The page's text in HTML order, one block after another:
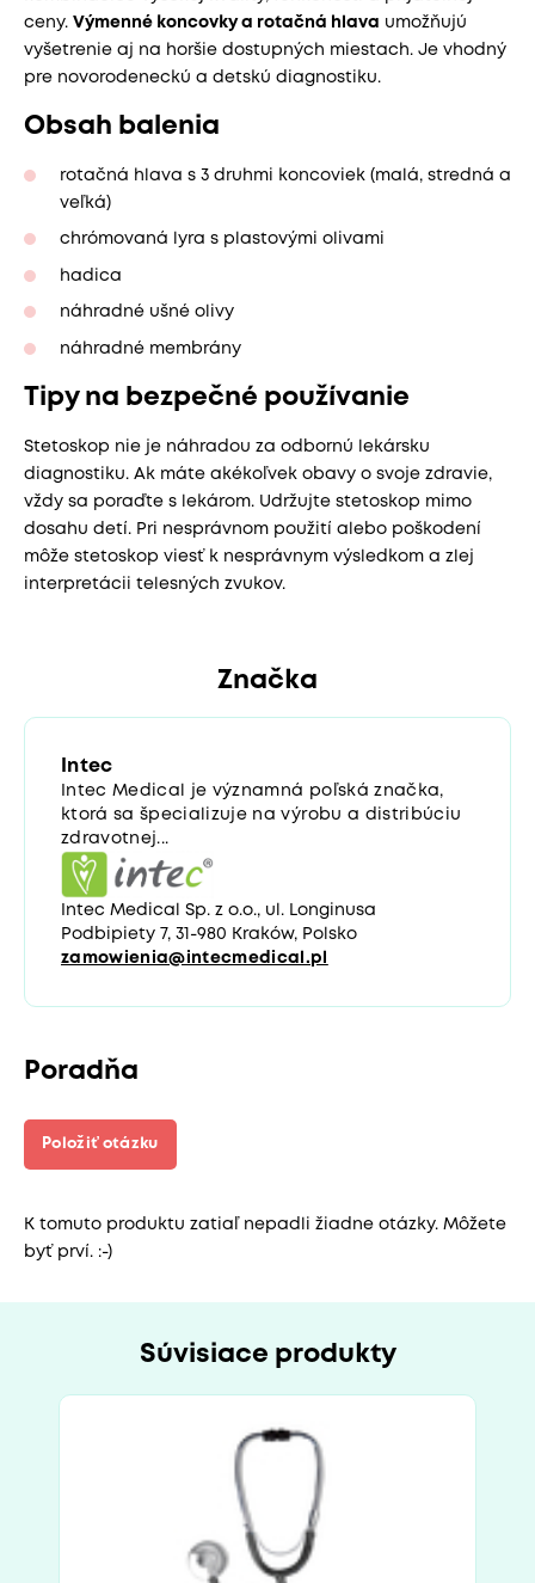
ceny. Výmenné koncovky a rotačná hlava umožňujú
vyšetrenie aj na horšie dostupných miestach. Je vhodný
pre novorodeneckú a detskú diagnostiku.
Obsah balenia
rotačná hlava s 3 druhmi koncoviek (malá, stredná a
veľká)
chrómovaná lyra s plastovými olivami
hadica
náhradné ušné olivy
náhradné membrány
Tipy na bezpečné používanie
Stetoskop nie je náhradou za odbornú lekársku
diagnostiku. Ak máte akékoľvek obavy o svoje zdravie,
vždy sa poraďte s lekárom. Udržujte stetoskop mimo
dosahu detí. Pri nesprávnom použití alebo poškodení
môže stetoskop viesť k nesprávnym výsledkom a zlej
interpretácii telesných zvukov.
Značka
Intec
Intec Medical je významná poľská značka,
ktorá sa špecializuje na výrobu a distribúciu
zdravotnej...
Intec Medical Sp. z o.o., ul. Longinusa
Podbipiety 7, 31-980 Kraków, Polsko
zamowienia@intecmedical.pl
Poradňa
Položiť otázku
K tomuto produktu zatiaľ nepadli žiadne otázky. Môžete
byť prví. :-)
Súvisiace produkty